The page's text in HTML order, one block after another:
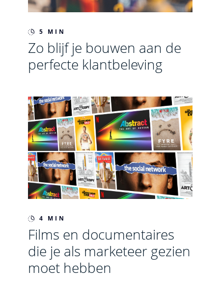
5 MIN
Zo blijf je bouwen aan de
perfecte klantbeleving
4 MIN
Films en documentaires
die je als marketeer gezien
moet hebben